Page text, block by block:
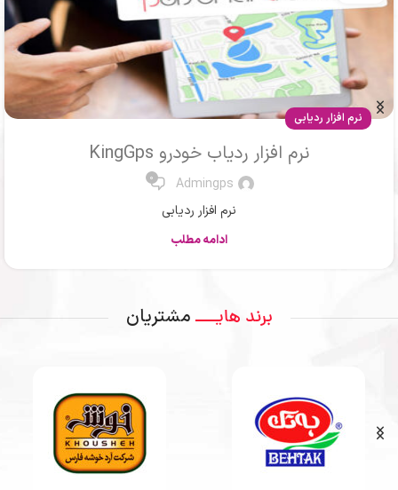
مقالات
ردیاب ماشین یا جی پی اس خودرو
Mr .Ahmadi
0
ردیاب یا جی پی اس
ادامه مطلب
برند هایــــ مشتریان